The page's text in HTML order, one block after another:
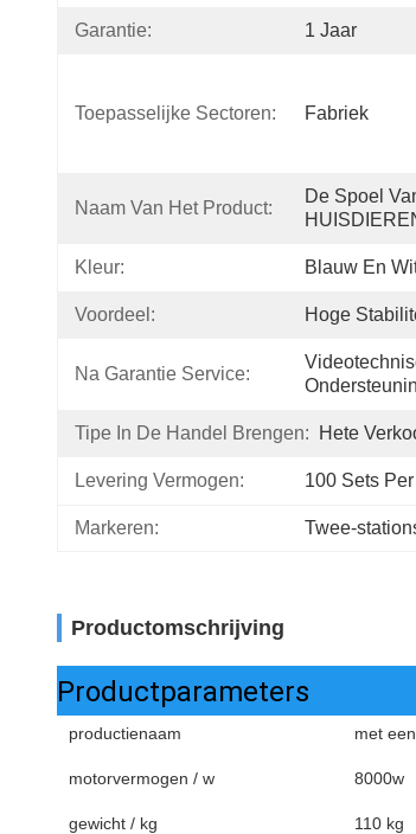
Garantie: 1 Jaar
Toepasselijke Sectoren: Fabriek
Naam Van Het Product:
De Spoel
Kleur: Blauw En
Voordeel: Hoge
Na Garantie Service:
Tipe In De Handel Brengen: Hete
Levering Vermogen: 100 Sets
Markeren: Twee-
Productomschrijving
Productparameters
productienaam met
motorvermogen / w 8000w
gewicht / kg 110 kg